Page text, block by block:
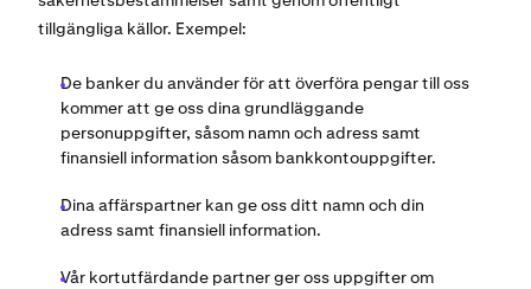
tillgängliga källor. Exempel:
De banker du använder för att överföra pengar till oss
kommer att ge oss dina grundläggande
personuppgifter, såsom namn och adress samt
finansiell information såsom bankkontouppgifter.
Dina affärspartner kan ge oss ditt namn och din
adress samt finansiell information.
Vår kortutfärdande partner ger oss uppgifter om